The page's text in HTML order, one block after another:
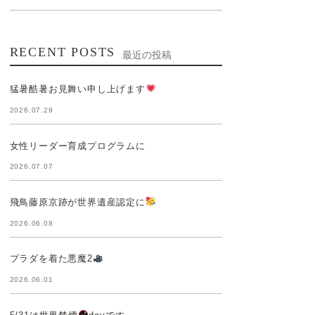
RECENT POSTS 最近の投稿
猛暑酷暑お見舞い申し上げます
2026.07.29
女性リーダー育成プログラムに
2026.07.07
飛鳥藤原京跡が世界遺産認定に
2026.06.08
プラダを着た悪魔2
2026.06.01